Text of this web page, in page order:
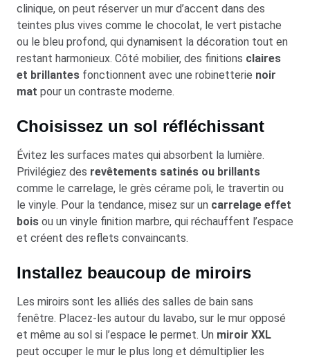
clinique, on peut réserver un mur d’accent dans des
teintes plus vives comme le chocolat, le vert pistache
ou le bleu profond, qui dynamisent la décoration tout en
restant harmonieux. Côté mobilier, des finitions claires
et brillantes fonctionnent avec une robinetterie noir
mat pour un contraste moderne.
Choisissez un sol réfléchissant
Évitez les surfaces mates qui absorbent la lumière.
Privilégiez des revêtements satinés ou brillants
comme le carrelage, le grès cérame poli, le travertin ou
le vinyle. Pour la tendance, misez sur un carrelage effet
bois ou un vinyle finition marbre, qui réchauffent l’espace
et créent des reflets convaincants.
Installez beaucoup de miroirs
Les miroirs sont les alliés des salles de bain sans
fenêtre. Placez-les autour du lavabo, sur le mur opposé
et même au sol si l’espace le permet. Un miroir XXL
peut occuper le mur le plus long et démultiplier les